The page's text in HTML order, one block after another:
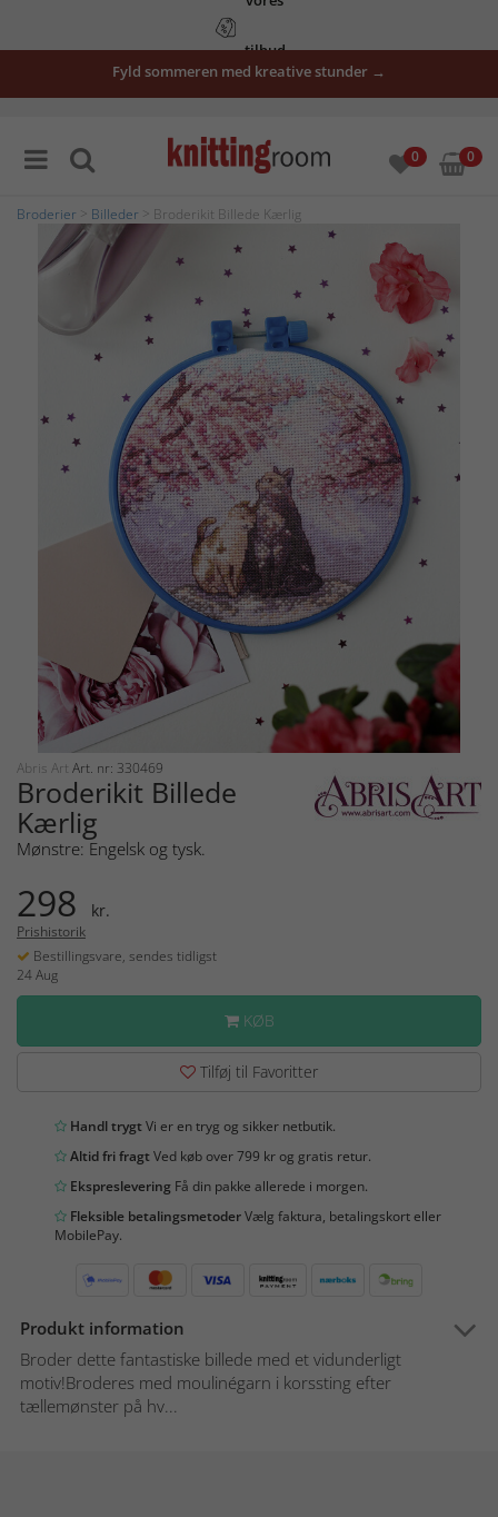
tilbud
her
Fyld sommeren med kreative stunder →
0 0
Broderier Billeder > Broderikit Billede Kærlig
Abris Art Art. nr: 330469
Broderikit Billede
Kærlig
Mønstre: Engelsk og tysk.
298 kr.
Prishistorik
Bestillingsvare, sendes tidligst
24 Aug
KØB
Tilføj til Favoritter
Handl trygtVi er en tryg og sikker netbutik.
Altid fri fragtVed køb over 799 kr og gratis retur.
Ekspreslevering Få din pakke allerede i morgen.
Fleksible betalingsmetoderVælg faktura, betalingskort eller
MobilePay.
Produkt information
Broder dette fantastiske billede med et vidunderligt
motiv!Broderes med moulinégarn i korssting efter
tællemønster på hv...